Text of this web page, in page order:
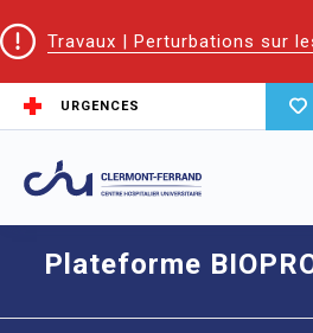
Travaux | Perturbations sur
URGENCES
Accueil
Plateformes de biologie
Plateforme